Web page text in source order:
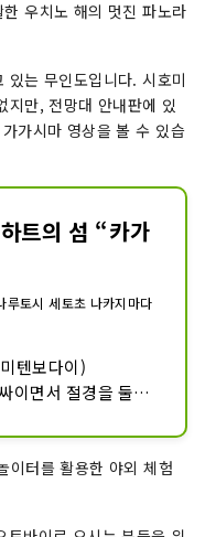
우치노 해의 멋진 파노라
있는 무인도입니다. 시호미
지만, 전망대 안내판에 있
가시마 영상을 볼 수 있습
트의 섬 “카가
토시 세토초 나카지마다
텐보다이)
이면서 절경을 둘러
떠 있는 우치노해의
있습니다.
이터를 활용한 야외 체험